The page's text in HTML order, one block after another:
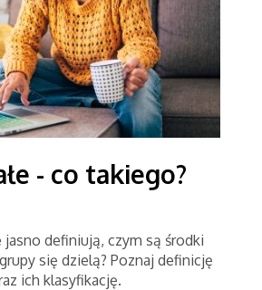
- co takiego?
definiują, czym są środki
się dzielą? Poznaj definicję
ich klasyfikację.